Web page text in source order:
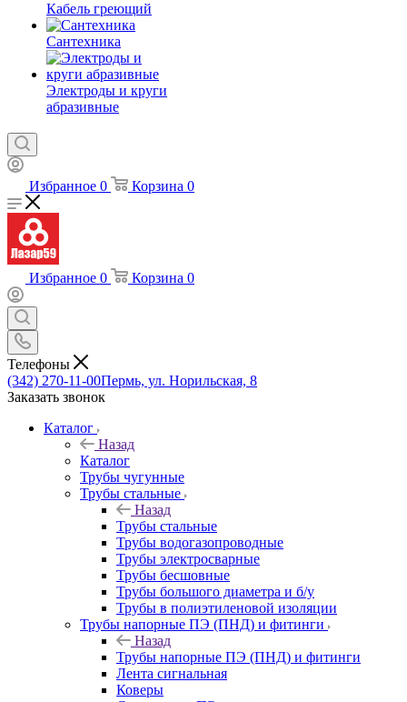
Кабель греющий
Сантехника
Электроды и круги
абразивные
Избранное 0 Корзина 0
Избранное 0 Корзина 0
Телефоны
(342) 270-11-00Пермь, ул. Норильская, 8
Заказать звонок
Каталог
Назад
Каталог
Трубы чугунные
Трубы стальные
Назад
Трубы стальные
Трубы водогазопроводные
Трубы электросварные
Трубы бесшовные
Трубы большого диаметра и б/у
Трубы в полиэтиленовой изоляции
Трубы напорные ПЭ (ПНД) и фитинги
Назад
Трубы напорные ПЭ (ПНД) и фитинги
Лента сигнальная
Коверы